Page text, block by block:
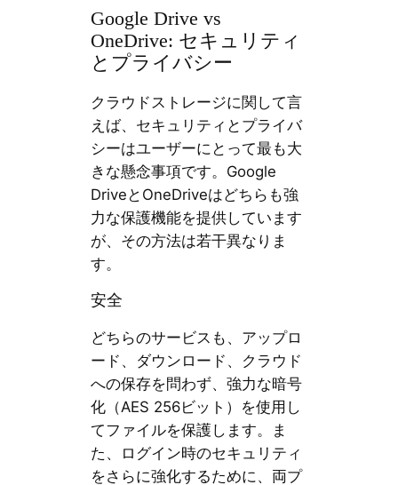
Google Drive vs
OneDrive: セキュリティ
とプライバシー
クラウドストレージに関して言
えば、セキュリティとプライバ
シーはユーザーにとって最も大
きな懸念事項です。Google
DriveとOneDriveはどちらも強
力な保護機能を提供しています
が、その方法は若干異なりま
す。
安全
どちらのサービスも、アップロ
ード、ダウンロード、クラウド
への保存を問わず、強力な暗号
化（AES 256ビット）を使用し
てファイルを保護します。ま
た、ログイン時のセキュリティ
をさらに強化するために、両プ